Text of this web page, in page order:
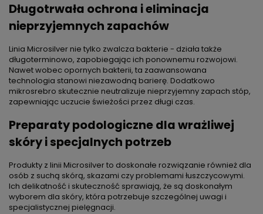
Długotrwała ochrona i eliminacja
nieprzyjemnych zapachów
Linia Microsilver nie tylko zwalcza bakterie - działa także
długoterminowo, zapobiegając ich ponownemu rozwojowi.
Nawet wobec opornych bakterii, ta zaawansowana
technologia stanowi niezawodną barierę. Dodatkowo
mikrosrebro skutecznie neutralizuje nieprzyjemny zapach stóp,
zapewniając uczucie świeżości przez długi czas.
Preparaty podologiczne dla wrażliwej
skóry i specjalnych potrzeb
Produkty z linii Microsilver to doskonałe rozwiązanie również dla
osób z suchą skórą, skazami czy problemami łuszczycowymi.
Ich delikatność i skuteczność sprawiają, że są doskonałym
wyborem dla skóry, która potrzebuje szczególnej uwagi i
specjalistycznej pielęgnacji.